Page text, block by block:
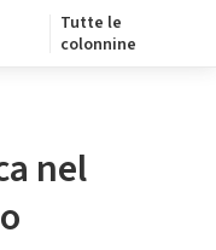
Tutte le
colonnine
nel